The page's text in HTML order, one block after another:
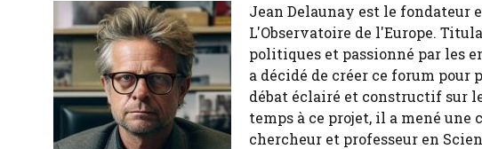
Jean Delaunay est le fondateur
L'Observatoire de l'Europe.
politiques et passionné par les
a décidé de créer ce forum pour
débat éclairé et constructif sur
temps à ce projet, il a mené
chercheur et professeur en